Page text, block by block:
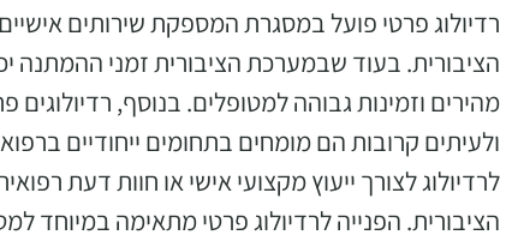
רדיולוג פרטי פועל במסגרת המספקת שירותים
הציבורית. בעוד שבמערכת הציבורית זמני ההמתנה
מהירים וזמינות גבוהה למטופלים. בנוסף,
ולעיתים קרובות הם מומחים בתחומים ייחודיים
לרדיולוג לצורך ייעוץ מקצועי אישי או חוות דעת
הציבורית. הפנייה לרדיולוג פרטי מתאימה במיוחד